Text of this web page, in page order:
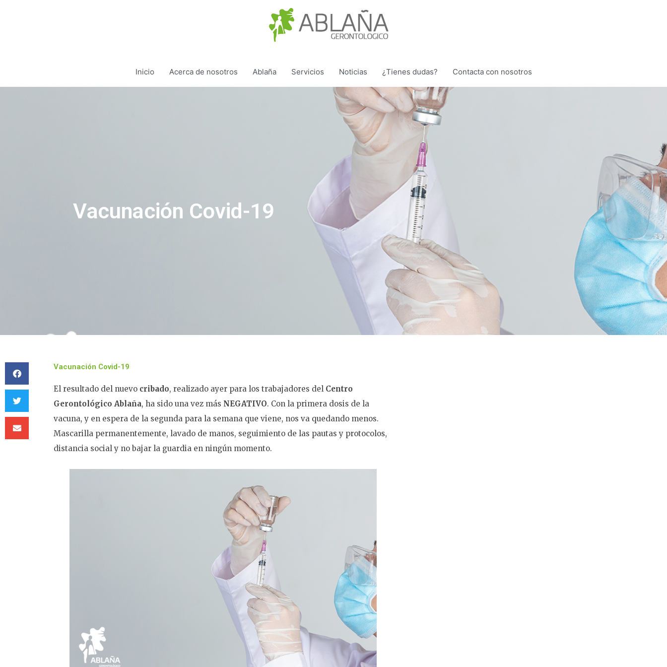
Inicio Acerca de nosotros Ablaña Servicios Noticias ¿Tienes dudas? Contacta con nosotros
Vacunación Covid-19
Vacunación Covid-19
El resultado del nuevo cribado, realizado ayer para los trabajadores del Centro
Gerontológico Ablaña, ha sido una vez más NEGATIVO. Con la primera dosis de la
vacuna, y en espera de la segunda para la semana que viene, nos va quedando menos.
Mascarilla permanentemente, lavado de manos, seguimiento de las pautas y protocolos,
distancia social y no bajar la guardia en ningún momento.